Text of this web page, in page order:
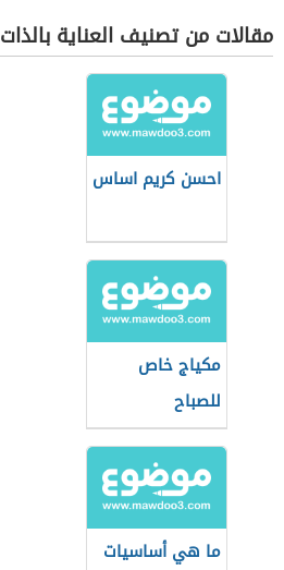
مقالات من تصنيف العناية بالذات
احسن كريم اساس
مكياج خاص
للصباح
ما هي أساسيات